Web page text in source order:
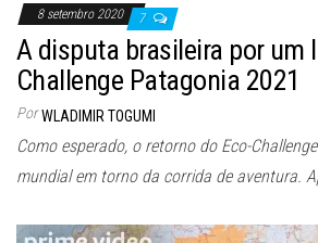
8 setembro 2020 7
A disputa brasileira por um
Challenge Patagonia 2021
Por WLADIMIR TOGUMI
Como esperado, o retorno do Eco-
mundial em torno da corrida de aventura.